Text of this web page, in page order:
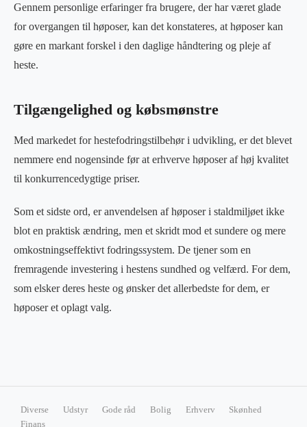
Gennem personlige erfaringer fra brugere, der har været glade
for overgangen til høposer, kan det konstateres, at høposer kan
gøre en markant forskel i den daglige håndtering og pleje af
heste.
Tilgængelighed og købsmønstre
Med markedet for hestefodringstilbehør i udvikling, er det blevet
nemmere end nogensinde før at erhverve høposer af høj kvalitet
til konkurrencedygtige priser.
Som et sidste ord, er anvendelsen af høposer i staldmiljøet ikke
blot en praktisk ændring, men et skridt mod et sundere og mere
omkostningseffektivt fodringssystem. De tjener som en
fremragende investering i hestens sundhed og velfærd. For dem,
som elsker deres heste og ønsker det allerbedste for dem, er
høposer et oplagt valg.
Diverse Udstyr Gode råd Bolig Erhverv
Skønhed
Finans